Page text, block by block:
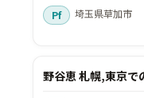
埼玉県草加市
野谷恵 札幌,東京で